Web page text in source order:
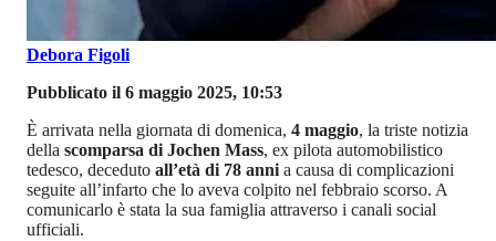
Debora Figoli
Pubblicato il 6 maggio 2025, 10:53
È arrivata nella giornata di domenica, 4 maggio, la triste notizia
della scomparsa di Jochen Mass, ex pilota automobilistico
tedesco, deceduto all’età di 78 anni a causa di complicazioni
seguite all’infarto che lo aveva colpito nel febbraio scorso. A
comunicarlo è stata la sua famiglia attraverso i canali social
ufficiali.